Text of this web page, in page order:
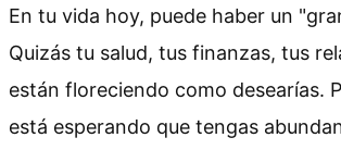
En tu vida hoy, puede haber un
Quizás tu salud, tus finanzas, tus
están floreciendo como desearías.
está esperando que tengas